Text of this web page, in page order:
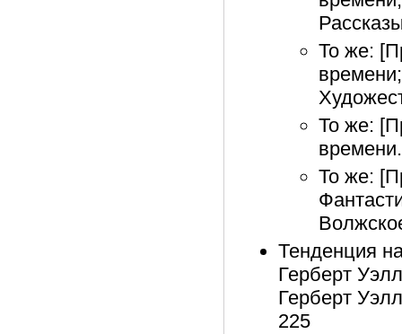
То же:
То же:
То же:
Тенденция
Герберт
Герберт
225